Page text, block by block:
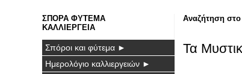
Αναζήτηση
Τα
ΣΠΟΡΑ ΦΥΤΕΜΑ
ΚΑΛΛΙΕΡΓΕΙΑ
Σπόροι και φύτεμα ►
Ημερολόγιο καλλιεργειών ►